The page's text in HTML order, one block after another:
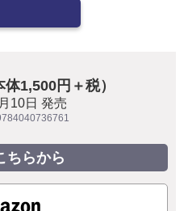
1,500円＋税）
10日 発売
ちらから